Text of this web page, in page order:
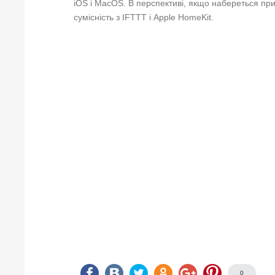
iOS і MacOS. В перспективі, якщо набереться
сумісність з IFTTT і Apple HomeKit.
0